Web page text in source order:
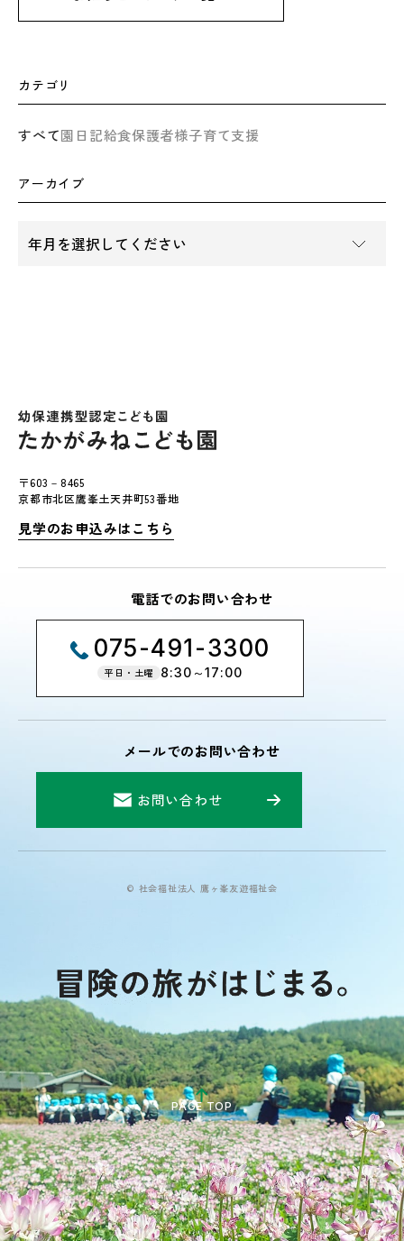
カテゴリ
すべて園日記給食保護者様子育て支援
アーカイブ
〒603－8465
京都市北区鷹峯土天井町53番地
見学のお申込みはこちら
電話でのお問い合わせ
075-491-3300
平日・土曜 8:30～17:00
メールでのお問い合わせ
お問い合わせ
© 社会福祉法人 鷹ヶ峯友遊福祉会
PAGE TOP